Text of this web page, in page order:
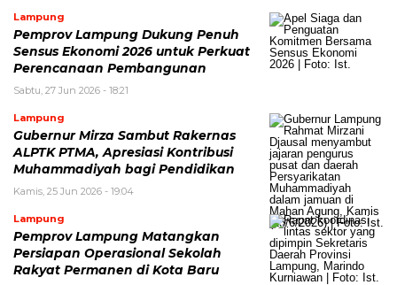
Lampung
Pemprov Lampung Dukung Penuh
Sensus Ekonomi 2026 untuk Perkuat
Perencanaan Pembangunan
Sabtu, 27 Jun 2026 - 18:21
Lampung
Gubernur Mirza Sambut Rakernas
ALPTK PTMA, Apresiasi Kontribusi
Muhammadiyah bagi Pendidikan
Kamis, 25 Jun 2026 - 19:04
Lampung
Pemprov Lampung Matangkan
Persiapan Operasional Sekolah
Rakyat Permanen di Kota Baru